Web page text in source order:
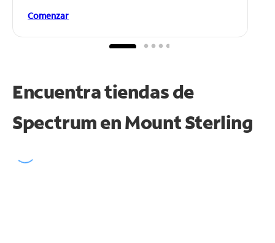
Comenzar
Encuentra tiendas de
Spectrum enMount Sterling